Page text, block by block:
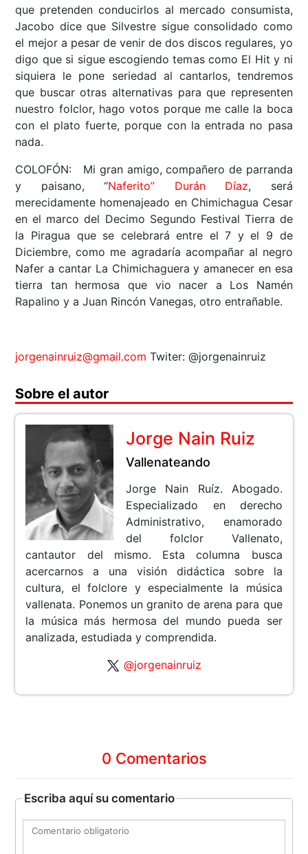
que pretenden conducirlos al mercado consumista,
Jacobo dice que Silvestre sigue consolidado como
el mejor a pesar de venir de dos discos regulares, yo
digo que si sigue escogiendo temas como El Hit y ni
siquiera le pone seriedad al cantarlos, tendremos
que buscar otras alternativas para que representen
nuestro folclor, hago votos porque me calle la boca
con el plato fuerte, porque con la entrada no pasa
nada.
COLOFÓN: Mi gran amigo, compañero de parranda
y paisano, “Naferito” Durán Díaz, será
merecidamente homenajeado en Chimichagua Cesar
en el marco del Decimo Segundo Festival Tierra de
la Piragua que se celebrará entre el 7 y el 9 de
Diciembre, como me agradaría acompañar al negro
Nafer a cantar La Chimichaguera y amanecer en esa
tierra tan hermosa que vio nacer a Los Namén
Rapalino y a Juan Rincón Vanegas, otro entrañable.
jorgenainruiz@gmail.com Twiter: @jorgenainruiz
Sobre el autor
Jorge Nain Ruiz
Vallenateando
Jorge Nain Ruíz. Abogado.
Especializado en derecho
Administrativo, enamorado
del folclor Vallenato,
cantautor del mismo. Esta columna busca
acercarnos a una visión didáctica sobre la
cultura, el folclore y especialmente la música
vallenata. Ponemos un granito de arena para que
la música más hermosa del mundo pueda ser
analizada, estudiada y comprendida.
@jorgenainruiz
0 Comentarios
Escriba aquí su comentario